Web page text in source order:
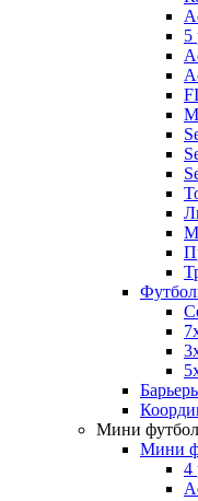
5
Мини футбол
Мини
4